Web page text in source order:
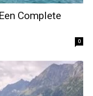
Complete
0